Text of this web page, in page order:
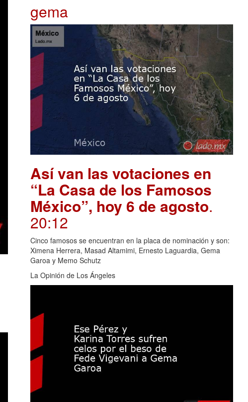
gema
Así van las votaciones en
“La Casa de los Famosos
México”, hoy 6 de agosto.
20:12
Cinco famosos se encuentran en la placa de nominación y son:
Ximena Herrera, Masad Altamimi, Ernesto Laguardia, Gema
Garoa y Memo Schutz
La Opinión de Los Ángeles